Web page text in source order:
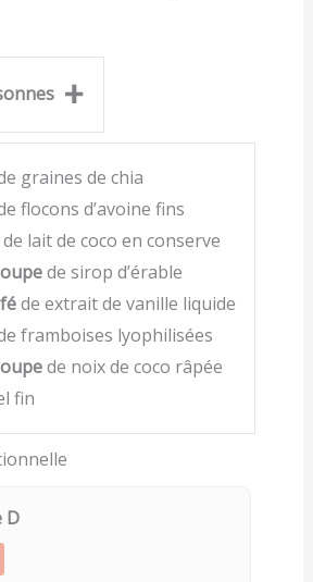
+
graines de chia
flocons d’avoine fins
lait de coco en conserve
de sirop d’érable
de extrait de vanille liquide
framboises lyophilisées
de noix de coco râpée
fin
D